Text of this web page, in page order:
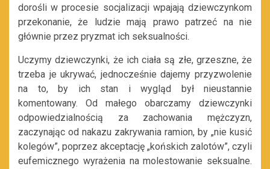
dorośli w procesie socjalizacji wpajają dziewczynkom
przekonanie, że ludzie mają prawo patrzeć na nie
głównie przez pryzmat ich seksualności.
Uczymy dziewczynki, że ich ciała są złe, grzeszne, że
trzeba je ukrywać, jednocześnie dajemy przyzwolenie
na to, by ich stan i wygląd był nieustannie
komentowany. Od małego obarczamy dziewczynki
odpowiedzialnością za zachowania mężczyzn,
zaczynając od nakazu zakrywania ramion, by „nie kusić
kolegów”, poprzez akceptację „końskich zalotów”, czyli
eufemicznego wyrażenia na molestowanie seksualne.